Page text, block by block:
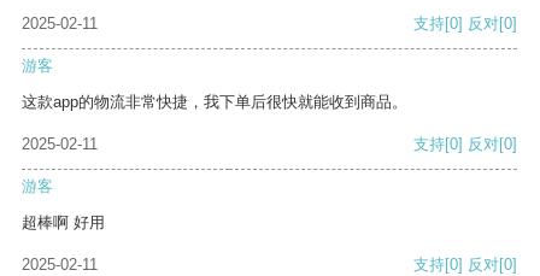
2025-02-11 支持[0] 反对[0]
游客
这款app的物流非常快捷，我下单后很快就能收到商品。
2025-02-11 支持[0] 反对[0]
游客
超棒啊 好用
2025-02-11 支持[0] 反对[0]